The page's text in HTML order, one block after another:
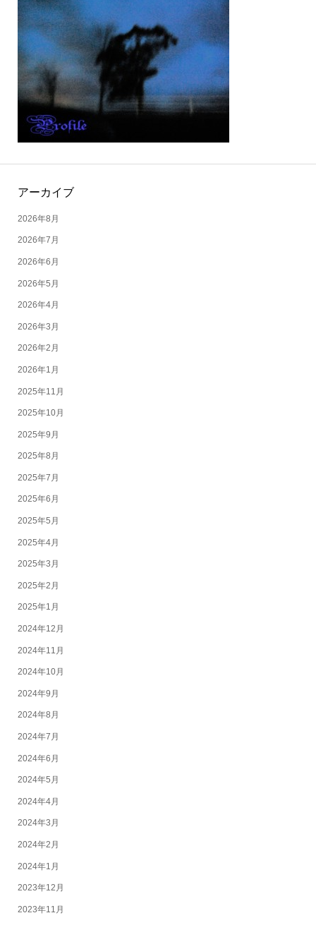
アーカイブ
2026年8月
2026年7月
2026年6月
2026年5月
2026年4月
2026年3月
2026年2月
2026年1月
2025年11月
2025年10月
2025年9月
2025年8月
2025年7月
2025年6月
2025年5月
2025年4月
2025年3月
2025年2月
2025年1月
2024年12月
2024年11月
2024年10月
2024年9月
2024年8月
2024年7月
2024年6月
2024年5月
2024年4月
2024年3月
2024年2月
2024年1月
2023年12月
2023年11月